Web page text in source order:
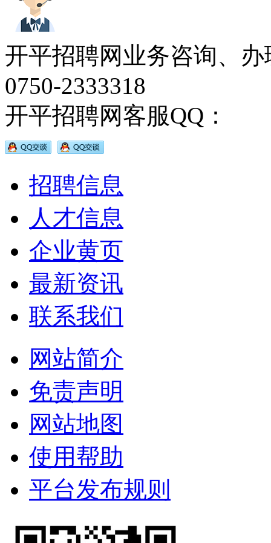
开平招聘网业务咨询、
0750-2333318
开平招聘网客服QQ：
招聘信息
人才信息
企业黄页
最新资讯
联系我们
网站简介
免责声明
网站地图
使用帮助
平台发布规则